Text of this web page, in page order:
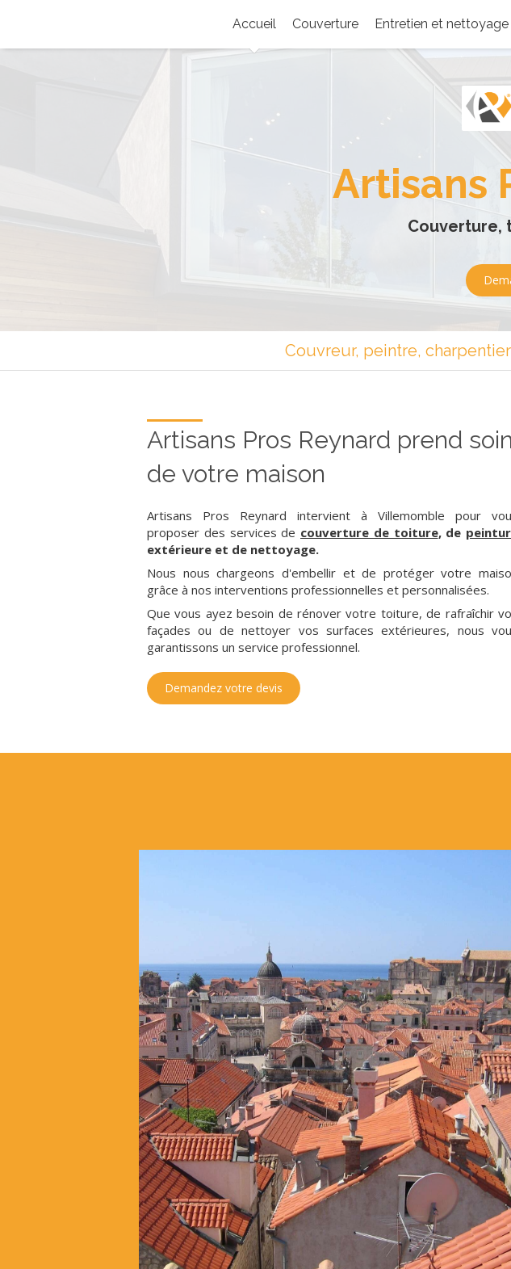
Accueil Couverture Entretien et
Artisans
Couverture,
Couvreur, peintre,
Artisans Pros Reynard prend soin
de votre maison
Artisans Pros Reynard intervient à Villemomble pour
proposer des services de couverture de toiture, de
extérieure et de nettoyage.
Nous nous chargeons d'embellir et de protéger votre
grâce à nos interventions professionnelles et personnalisées.
Que vous ayez besoin de rénover votre toiture, de rafraîchir
façades ou de nettoyer vos surfaces extérieures, nous
garantissons un service professionnel.
Demandez votre devis